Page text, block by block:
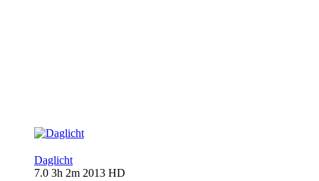
Daglicht
7.0 3h 2m 2013 HD